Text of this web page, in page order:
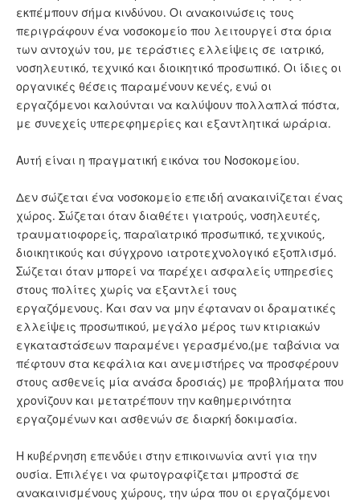
εκπέμπουν σήμα κινδύνου. Οι ανακοινώσεις τους
περιγράφουν ένα νοσοκομείο που λειτουργεί στα όρια
των αντοχών του, με τεράστιες ελλείψεις σε ιατρικό,
νοσηλευτικό, τεχνικό και διοικητικό προσωπικό. Οι ίδιες οι
οργανικές θέσεις παραμένουν κενές, ενώ οι
εργαζόμενοι καλούνται να καλύψουν πολλαπλά πόστα,
με συνεχείς υπερεφημερίες και εξαντλητικά ωράρια.
Αυτή είναι η πραγματική εικόνα του Νοσοκομείου.
Δεν σώζεται ένα νοσοκομείο επειδή ανακαινίζεται ένας
χώρος. Σώζεται όταν διαθέτει γιατρούς, νοσηλευτές,
τραυματιοφορείς, παραϊατρικό προσωπικό, τεχνικούς,
διοικητικούς και σύγχρονο ιατροτεχνολογικό εξοπλισμό.
Σώζεται όταν μπορεί να παρέχει ασφαλείς υπηρεσίες
στους πολίτες χωρίς να εξαντλεί τους
εργαζόμενους. Και σαν να μην έφταναν οι δραματικές
ελλείψεις προσωπικού, μεγάλο μέρος των κτιριακών
εγκαταστάσεων παραμένει γερασμένο,(με ταβάνια να
πέφτουν στα κεφάλια και ανεμιστήρες να προσφέρουν
στους ασθενείς μία ανάσα δροσιάς) με προβλήματα που
χρονίζουν και μετατρέπουν την καθημερινότητα
εργαζομένων και ασθενών σε διαρκή δοκιμασία.
Η κυβέρνηση επενδύει στην επικοινωνία αντί για την
ουσία. Επιλέγει να φωτογραφίζεται μπροστά σε
ανακαινισμένους χώρους, την ώρα που οι εργαζόμενοι